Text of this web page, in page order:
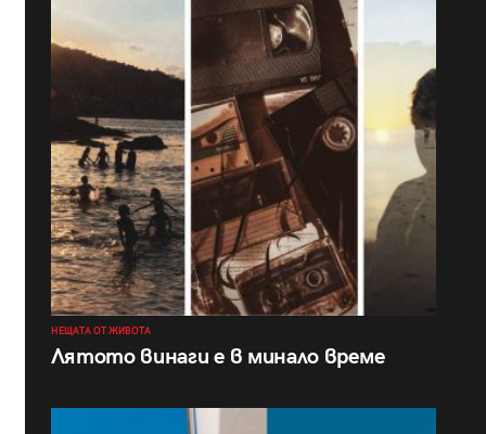
НЕЩАТА ОТ ЖИВОТА
Лятото винаги е в минало време